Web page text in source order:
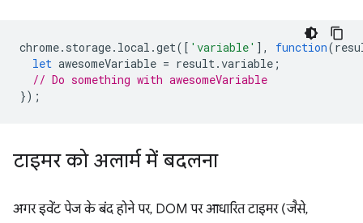
chrome. storage. local .get([ 'variable' ], function(
let awesomeVariable = result.variable ;
// Do something with awesomeVariable
});
टाइमर को अलार्म में बदलना
अगर इवेंट पेज के बंद होने पर, DOM पर आधारित टाइमर (जैसे,